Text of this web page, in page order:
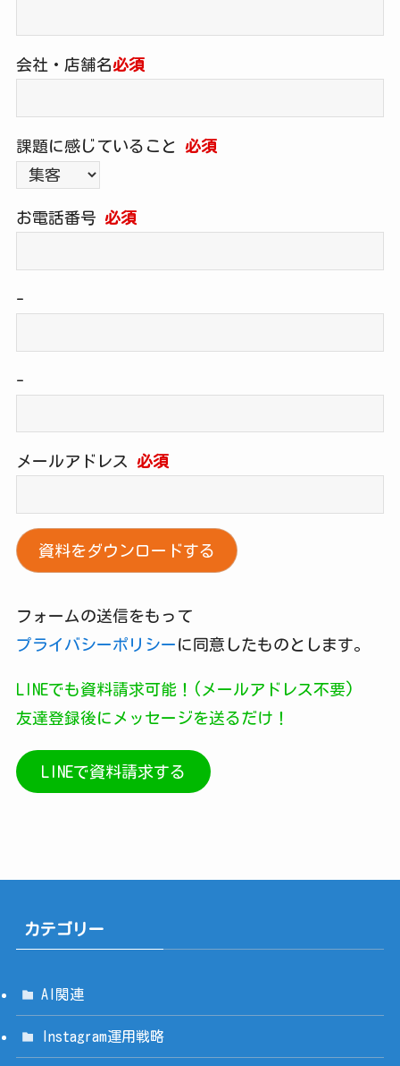
会社・店舗名必須
課題に感じていること 必須
お電話番号 必須
-
-
メールアドレス 必須
資料をダウンロードする
フォームの送信をもって
プライバシーポリシー に同意したものとします。
LINEでも資料請求可能！(メールアドレス不要)
友達登録後にメッセージを送るだけ！
LINEで資料請求する
カテゴリー
AI関連
Instagram運用戦略